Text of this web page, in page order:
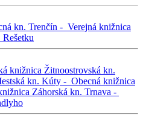
kn. Trenčín - Verejná knižnica
knižnica Žitnoostrovská kn.
kn. Kúty - Obecná knižnica
Záhorská kn. Trnava -